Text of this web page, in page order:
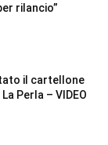
rilancio”
il cartellone
Perla – VIDEO